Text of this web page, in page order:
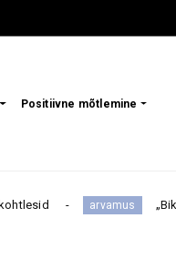
Positiivne mõtlemine
arvamus „Bikiinid pole